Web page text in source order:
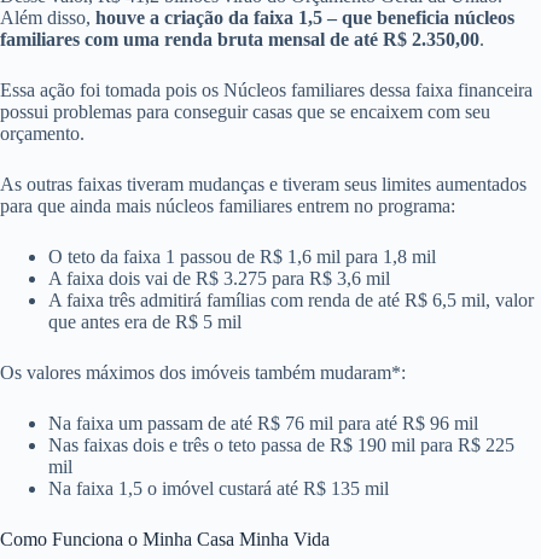
Além disso, houve a criação da faixa 1,5 – que beneficia núcleos
familiares com uma renda bruta mensal de até R$ 2.350,00.
Essa ação foi tomada pois os Núcleos familiares dessa faixa financeira
possui problemas para conseguir casas que se encaixem com seu
orçamento.
As outras faixas tiveram mudanças e tiveram seus limites aumentados
para que ainda mais núcleos familiares entrem no programa:
O teto da faixa 1 passou de R$ 1,6 mil para 1,8 mil
A faixa dois vai de R$ 3.275 para R$ 3,6 mil
A faixa três admitirá famílias com renda de até R$ 6,5 mil, valor
que antes era de R$ 5 mil
Os valores máximos dos imóveis também mudaram*:
Na faixa um passam de até R$ 76 mil para até R$ 96 mil
Nas faixas dois e três o teto passa de R$ 190 mil para R$ 225
mil
Na faixa 1,5 o imóvel custará até R$ 135 mil
Como Funciona o Minha Casa Minha Vida